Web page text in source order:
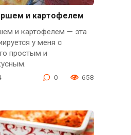
и картофелем
и картофелем — эта
у меня с
простым и
0 658